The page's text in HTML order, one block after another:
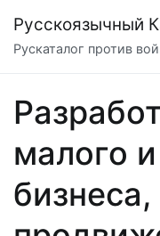
содержимому
Русскоязычный
Рускаталог против
малого
бизнеса,